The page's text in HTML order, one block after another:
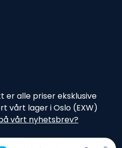
er alle priser eksklusive
vårt lager i Oslo (EXW)
vårt nyhetsbrev?